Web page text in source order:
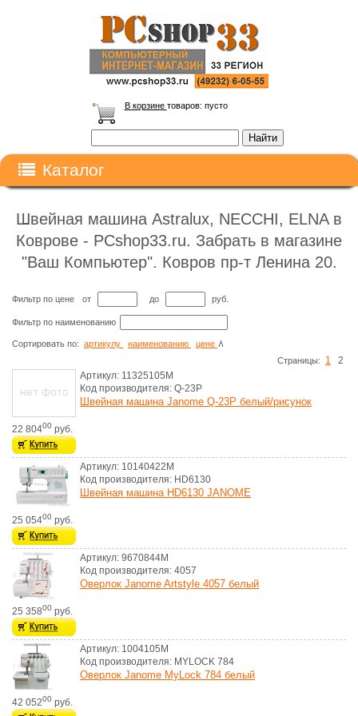
В корзине товаров: пусто
Каталог
Швейная машина Astralux, NECCHI, ELNA в
Коврове - PCshop33.ru. Забрать в магазине
"Ваш Компьютер". Ковров пр-т Ленина 20.
Фильтр по цене от до руб.
Фильтр по наименованию
Сортировать по: артикулу наименованию
цене
Cтраницы:
1 2
22 80400 руб.
Артикул: 11325105M
Код производителя: Q-23P
Швейная машина Janome Q-23P белый/рисунок
25 05400 руб.
Артикул: 10140422M
Код производителя: HD6130
Швейная машина HD6130 JANOME
25 35800 руб.
Артикул: 9670844M
Код производителя: 4057
Оверлок Janome Artstyle 4057 белый
42 05200 руб.
Артикул: 1004105M
Код производителя: MYLOCK 784
Оверлок Janome MyLock 784 белый